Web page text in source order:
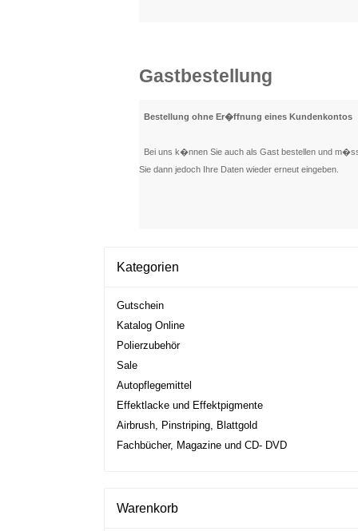
Gastbestellung
Bestellung ohne Er�ffnung eines Kundenkontos
Bei uns k�nnen Sie auch als Gast bestellen und
Sie dann jedoch Ihre Daten wieder erneut eingeben.
Kategorien
Gutschein
Katalog Online
Polierzubehör
Sale
Autopflegemittel
Effektlacke und Effektpigmente
Airbrush, Pinstriping, Blattgold
Fachbücher, Magazine und CD- DVD
Warenkorb